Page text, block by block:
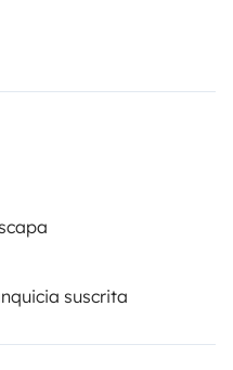
suscrita